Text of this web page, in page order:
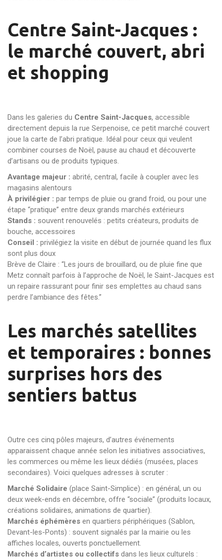
Centre Saint-Jacques :
le marché couvert, abri
et shopping
Dans les galeries du Centre Saint-Jacques, accessible
directement depuis la rue Serpenoise, ce petit marché couvert
joue la carte de l’abri pratique. Idéal pour ceux qui veulent
combiner courses de Noël, pause au chaud et découverte
d’artisans ou de produits typiques.
Avantage majeur : abrité, central, facile à coupler avec les
magasins alentours
À privilégier : par temps de pluie ou grand froid, ou pour une
étape “pratique” entre deux grands marchés extérieurs
Stands : souvent renouvelés : petits créateurs, produits de
bouche, accessoires
Conseil : privilégiez la visite en début de journée quand les flux
sont plus doux
Brève de Claire : “Les jours de brouillard, ou de pluie fine que
Metz connaît parfois à l’approche de Noël, le Saint-Jacques est
un repaire rassurant pour finir ses emplettes au chaud sans
perdre l’ambiance des fêtes.”
Les marchés satellites
et temporaires : bonnes
surprises hors des
sentiers battus
Outre ces cinq pôles majeurs, d’autres événements
apparaissent chaque année selon les initiatives associatives,
les commerces ou même les lieux dédiés (musées, places
secondaires). Voici quelques adresses à scruter :
Marché Solidaire (place Saint-Simplice) : en général, un ou
deux week-ends en décembre, offre “sociale” (produits locaux,
créations solidaires, animations de quartier).
Marchés éphémères en quartiers périphériques (Sablon,
Devant-les-Ponts) : souvent signalés par la mairie ou les
affiches locales, ouverts ponctuellement.
Marchés d’artistes ou collectifs dans les lieux culturels :